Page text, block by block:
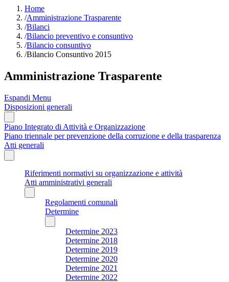
Home
/Amministrazione Trasparente
/Bilanci
/Bilancio preventivo e consuntivo
/Bilancio consuntivo
/Bilancio Consuntivo 2015
Amministrazione Trasparente
Espandi Menu
Disposizioni generali
Piano Integrato di Attività e Organizzazione
Piano triennale per prevenzione della corruzione e della trasparenza
Atti generali
Riferimenti normativi su organizzazione e attività
Atti amministrativi generali
Regolamenti comunali
Determine
Determine 2023
Determine 2018
Determine 2019
Determine 2020
Determine 2021
Determine 2022